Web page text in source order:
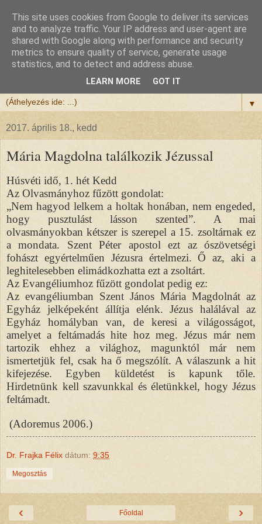
Félix atya
Szeretettel köszöntöm a honlapomra ellátogatót.
▼
2017. április 18., kedd
Mária Magdolna találkozik Jézussal
Húsvéti idő, 1. hét Kedd
Az Olvasmányhoz fűzött gondolat:
„Nem hagyod lelkem a holtak honában, nem engeded,
hogy pusztulást lásson szented”. A mai
olvasmányokban kétszer is szerepel a 15. zsoltárnak ez
a mondata. Szent Péter apostol ezt az ószövetségi
fohászt egyértelműen Jézusra értelmezi. Ő az, aki a
leghitelesebben elimádkozhatta ezt a zsoltárt.
Az Evangéliumhoz fűzött gondolat pedig ez:
Az evangéliumban Szent János Mária Magdolnát az
Egyház jelképeként állítja elénk. Jézus halálával az
Egyház homályban van, de keresi a világosságot,
amelyet a feltámadás hite hoz meg. Jézus már nem
tartozik ehhez a világhoz, magunktól már nem
ismertetjük fel, csak ha ő megszólít. A válaszunk a hit
kifejezése. Egyben küldetést is kapunk tőle.
Hirdetnünk kell szavunkkal és életünkkel, hogy Jézus
feltámadt.
(Adoremus 2006.)
Dr. Frajka Félix dátum: 9:35
Megosztás
‹ ›
Főoldal
This site uses cookies from Google to deliver its services
and to analyze traffic. Your IP address and user-agent are
shared with Google along with performance and security
metrics to ensure quality of service, generate usage
statistics, and to detect and address abuse.
LEARN MORE GOT IT